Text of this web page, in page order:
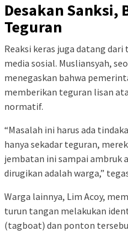
Desakan Sanksi,
Teguran
Reaksi keras juga datang
media sosial. Musliansyah,
menegaskan bahwa
memberikan teguran lisan
normatif.
“Masalah ini harus ada
hanya sekadar teguran,
jembatan ini sampai ambruk
dirugikan adalah warga,”
Warga lainnya, Lim Acoy,
turun tangan melakukan
(tagboat) dan ponton